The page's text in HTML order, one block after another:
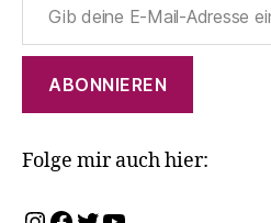
ABONNIEREN
Folge mir auch hier: